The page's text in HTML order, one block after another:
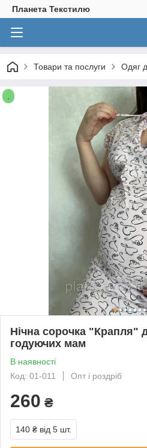
Планета Текстилю
Товари та послуги Одяг
Нічна сорочка "Крапля"
годуючих мам
В наявності
Код: 01-011
Опт і роздріб
260 ₴
140 ₴ від 5 шт.